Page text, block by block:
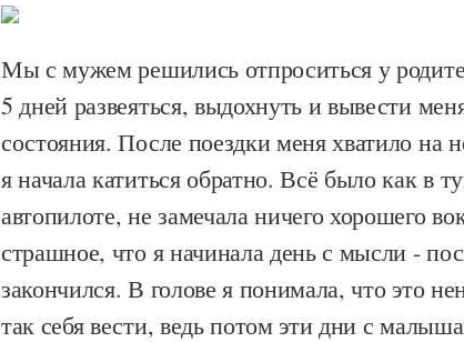
Мы с мужем решились отпроситься у
5 дней развеяться, выдохнуть и вывести
состояния. После поездки меня хватило на
я начала катиться обратно. Всё было как в
автопилоте, не замечала ничего хорошего
страшное, что я начинала день с мысли -
закончился. В голове я понимала, что это
так себя вести, ведь потом эти дни с